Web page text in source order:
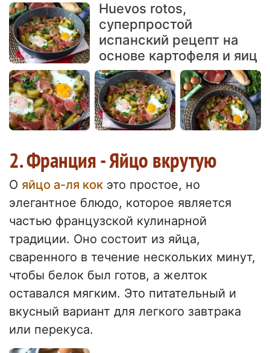
Huevos rotos,
суперпростой
испанский рецепт на
основе картофеля и яиц
2. Франция - Яйцо вкрутую
O яйцо а-ля кок это простое, но
элегантное блюдо, которое является
частью французской кулинарной
традиции. Оно состоит из яйца,
сваренного в течение нескольких минут,
чтобы белок был готов, а желток
оставался мягким. Это питательный и
вкусный вариант для легкого завтрака
или перекуса.